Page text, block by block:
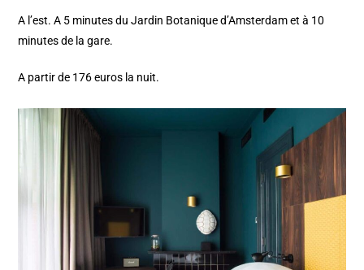
A l’est. A 5 minutes du Jardin Botanique d’Amsterdam et à 10
minutes de la gare.
A partir de 176 euros la nuit.